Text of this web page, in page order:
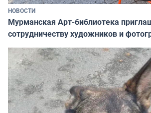
НОВОСТИ
Мурманская Арт-библиотека
сотрудничеству художников и